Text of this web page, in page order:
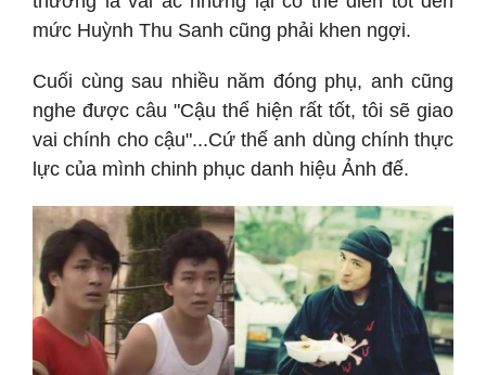
mức Huỳnh Thu Sanh cũng phải khen ngợi.
Cuối cùng sau nhiều năm đóng phụ, anh cũng
nghe được câu "Cậu thể hiện rất tốt, tôi sẽ giao
vai chính cho cậu"...Cứ thế anh dùng chính thực
lực của mình chinh phục danh hiệu Ảnh đế.